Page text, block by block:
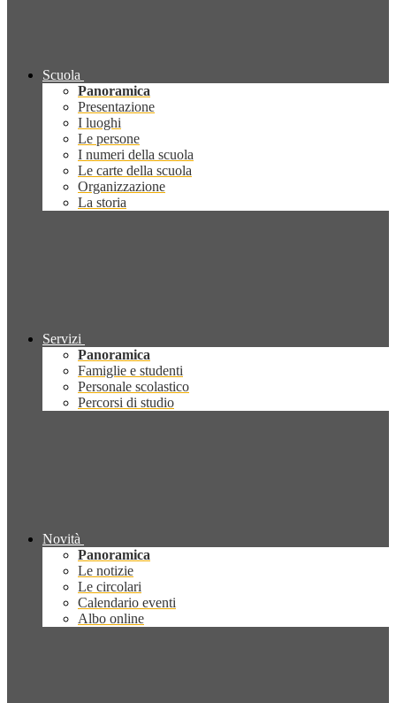
Scuola
Panoramica
Presentazione
I luoghi
Le persone
I numeri della scuola
Le carte della scuola
Organizzazione
La storia
Servizi
Panoramica
Famiglie e studenti
Personale scolastico
Percorsi di studio
Novità
Panoramica
Le notizie
Le circolari
Calendario eventi
Albo online